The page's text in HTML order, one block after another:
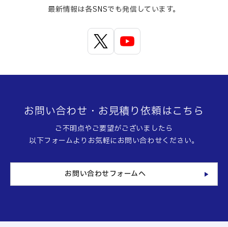
最新情報は各SNSでも発信しています。
お問い合わせ・お見積り依頼はこちら
ご不明点やご要望がございましたら
以下フォームよりお気軽にお問い合わせください。
お問い合わせフォームへ